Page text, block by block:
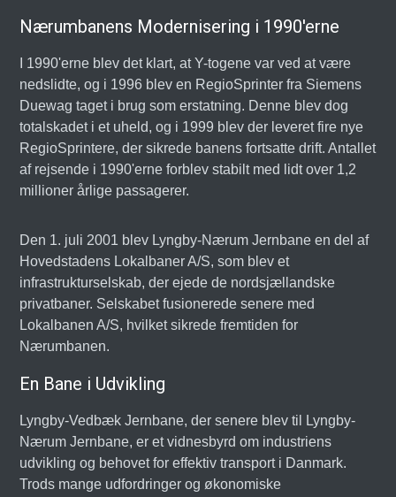
Nærumbanens Modernisering i 1990'erne
I 1990'erne blev det klart, at Y-togene var ved at være
nedslidte, og i 1996 blev en RegioSprinter fra Siemens
Duewag taget i brug som erstatning. Denne blev dog
totalskadet i et uheld, og i 1999 blev der leveret fire nye
RegioSprintere, der sikrede banens fortsatte drift. Antallet
af rejsende i 1990'erne forblev stabilt med lidt over 1,2
millioner årlige passagerer.
Den 1. juli 2001 blev Lyngby-Nærum Jernbane en del af
Hovedstadens Lokalbaner A/S, som blev et
infrastrukturselskab, der ejede de nordsjællandske
privatbaner. Selskabet fusionerede senere med
Lokalbanen A/S, hvilket sikrede fremtiden for
Nærumbanen.
En Bane i Udvikling
Lyngby-Vedbæk Jernbane, der senere blev til Lyngby-
Nærum Jernbane, er et vidnesbyrd om industriens
udvikling og behovet for effektiv transport i Danmark.
Trods mange udfordringer og økonomiske